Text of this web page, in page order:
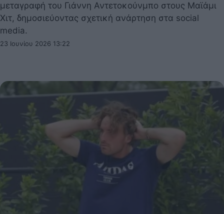
μεταγραφή του Γιάννη Αντετοκούνμπο στους Μαϊάμι
Χιτ, δημοσιεύοντας σχετική ανάρτηση στα social
media.
23 Ιουνίου 2026 13:22